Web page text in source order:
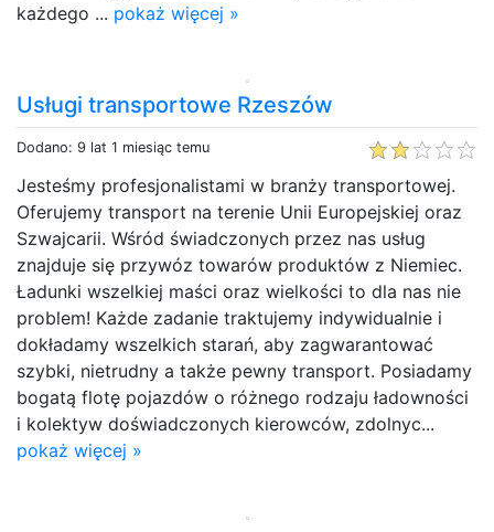
każdego ... pokaż więcej »
Usługi transportowe Rzeszów
Dodano: 9 lat 1 miesiąc temu
Jesteśmy profesjonalistami w branży transportowej.
Oferujemy transport na terenie Unii Europejskiej oraz
Szwajcarii. Wśród świadczonych przez nas usług
znajduje się przywóz towarów produktów z Niemiec.
Ładunki wszelkiej maści oraz wielkości to dla nas nie
problem! Każde zadanie traktujemy indywidualnie i
dokładamy wszelkich starań, aby zagwarantować
szybki, nietrudny a także pewny transport. Posiadamy
bogatą flotę pojazdów o różnego rodzaju ładowności
i kolektyw doświadczonych kierowców, zdolnyc...
pokaż więcej »